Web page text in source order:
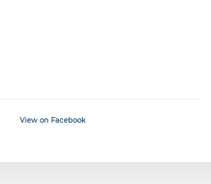
View on Facebook